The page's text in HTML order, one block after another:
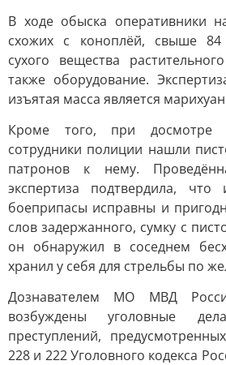
В ходе обыска оперативники
схожих с коноплёй, свыше 84
сухого вещества
также оборудование.
изъятая масса является
Кроме того, при досмотре
сотрудники полиции нашли
патронов к нему.
экспертиза подтвердила,
боеприпасы исправны и
слов задержанного, сумку с
он обнаружил в соседнем
хранил у себя для стрельбы по
Дознавателем МО МВД
возбуждены уголовные
преступлений,
228 и 222 Уголовного кодекса